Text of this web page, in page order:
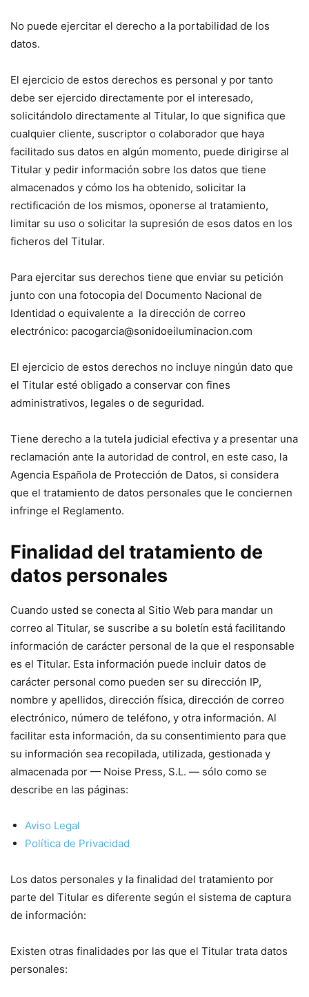
No puede ejercitar el derecho a la portabilidad de los
datos.
El ejercicio de estos derechos es personal y por tanto
debe ser ejercido directamente por el interesado,
solicitándolo directamente al Titular, lo que significa que
cualquier cliente, suscriptor o colaborador que haya
facilitado sus datos en algún momento, puede dirigirse al
Titular y pedir información sobre los datos que tiene
almacenados y cómo los ha obtenido, solicitar la
rectificación de los mismos, oponerse al tratamiento,
limitar su uso o solicitar la supresión de esos datos en los
ficheros del Titular.
Para ejercitar sus derechos tiene que enviar su petición
junto con una fotocopia del Documento Nacional de
Identidad o equivalente a la dirección de correo
electrónico: pacogarcia@sonidoeiluminacion.com
El ejercicio de estos derechos no incluye ningún dato que
el Titular esté obligado a conservar con fines
administrativos, legales o de seguridad.
Tiene derecho a la tutela judicial efectiva y a presentar una
reclamación ante la autoridad de control, en este caso, la
Agencia Española de Protección de Datos, si considera
que el tratamiento de datos personales que le conciernen
infringe el Reglamento.
Finalidad del tratamiento de
datos personales
Cuando usted se conecta al Sitio Web para mandar un
correo al Titular, se suscribe a su boletín está facilitando
información de carácter personal de la que el responsable
es el Titular. Esta información puede incluir datos de
carácter personal como pueden ser su dirección IP,
nombre y apellidos, dirección física, dirección de correo
electrónico, número de teléfono, y otra información. Al
facilitar esta información, da su consentimiento para que
su información sea recopilada, utilizada, gestionada y
almacenada por — Noise Press, S.L. — sólo como se
describe en las páginas:
Aviso Legal
Política de Privacidad
Los datos personales y la finalidad del tratamiento por
parte del Titular es diferente según el sistema de captura
de información:
Existen otras finalidades por las que el Titular trata datos
personales: